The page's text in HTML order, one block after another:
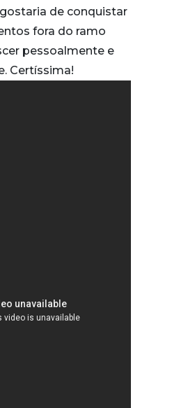
de conquistar
fora do ramo
pessoalmente e
Certíssima!